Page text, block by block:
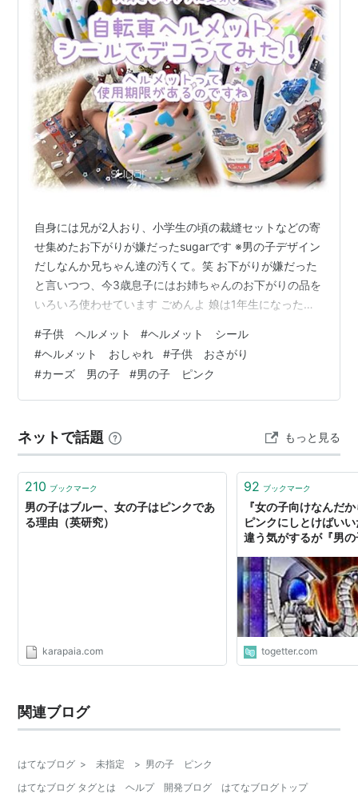
自身には兄が2人おり、小学生の頃の裁縫セットなどの寄
せ集めたお下がりが嫌だったsugarです ※男の子デザイン
だしなんか兄ちゃん達の汚くて。笑 お下がりが嫌だった
と言いつつ、今3歳息子にはお姉ちゃんのお下がりの品を
いろいろ使わせています ごめんよ 娘は1年生になったの
がプレ保育に通うようになったので、これからは息子を
後ろに乗せて通うことになりますが とりあえず娘が3歳
当時使っていたピンクのヘルメットで良いかーと、被ら
せています リンク ⚠️主人に言われるまで知らなかったの
ているらしいので、…
#子供 ヘルメット #ヘルメット シール
#ヘルメット おしゃれ #子供 おさがり
#カーズ 男の子 #男の子 ピンク
ネットで話題 もっと見る
210 ブックマーク
男の子はブルー、女の子はピンクであ
る理由（英研究）
karapaia.com
92 ブックマーク
『女の子向けなんだ
ピンクにしとけばい
違う気がするが『男
い気がしてしまう
togetter.com
関連ブログ
はてなブログ > 未指定 > 男の子 ピンク
はてなブログ タグとは
ヘルプ 開発ブログ
はてなブログトップ